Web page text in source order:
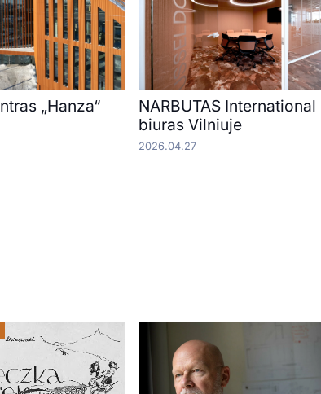
„Hanza“
NARBUTAS International
biuras Vilniuje
2026.04.27